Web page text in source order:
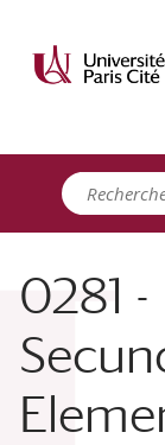
0281